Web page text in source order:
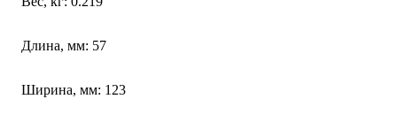
Длина, мм: 57
Ширина, мм: 123